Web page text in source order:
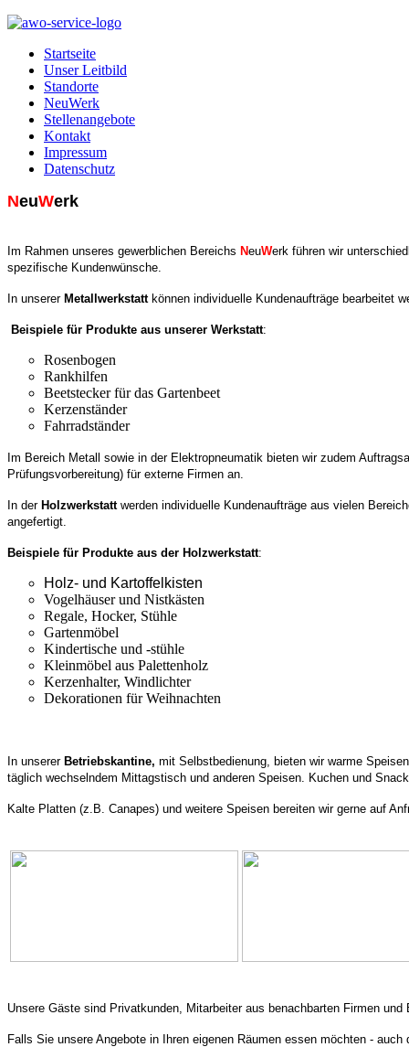
Startseite
Unser Leitbild
Standorte
NeuWerk
Stellenangebote
Kontakt
Impressum
Datenschutz
NeuWerk
Im Rahmen unseres gewerblichen Bereichs NeuWerk führen wir
spezifische Kundenwünsche.
In unserer Metallwerkstattkönnen individuelle Kundenaufträge bearbeitet
Beispiele für Produkte aus unserer Werkstatt:
Rosenbogen
Rankhilfen
Beetstecker für das Gartenbeet
Kerzenständer
Fahrradständer
Im Bereich Metall sowie in der Elektropneumatik bieten wir zudem
Prüfungsvorbereitung) für externe Firmen an.
In der Holzwerkstattwerden individuelle Kundenaufträge aus vielen
angefertigt.
Beispiele für Produkte aus der Holzwerkstatt:
Holz- und Kartoffelkisten
Vogelhäuser und Nistkästen
Regale, Hocker, Stühle
Gartenmöbel
Kindertische und -stühle
Kleinmöbel aus Palettenholz
Kerzenhalter, Windlichter
Dekorationen für Weihnachten
In unserer Betriebskantine, mit Selbstbedienung, bieten wir warme
täglich wechselndem Mittagstisch und anderen Speisen. Kuchen und
Kalte Platten (z.B. Canapes) und weitere Speisen bereiten wir gerne auf
Unsere Gäste sind Privatkunden, Mitarbeiter aus benachbarten Firmen
Falls Sie unsere Angebote in Ihren eigenen Räumen essen möchten -